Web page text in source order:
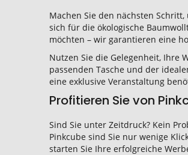
Machen Sie den nächsten
sich für die ökologische
möchten – wir garantieren eine
Nutzen Sie die Gelegenheit, Ihre
passenden Tasche und der
eine exklusive Veranstaltung
Profitieren Sie von
Sind Sie unter Zeitdruck? Kein
Pinkcube sind Sie nur wenige
starten Sie Ihre erfolgreiche